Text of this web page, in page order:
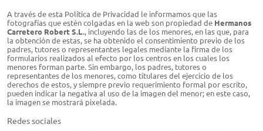
A través de esta Política de Privacidad le informamos que las
fotografías que estén colgadas en la web son propiedad de Hermanos
Carretero Robert S.L.​​, incluyendo las de los menores, en las que, para
la obtención de estas, se ha obtenido el consentimiento previo de los
padres, tutores o representantes legales mediante la firma de los
formularios realizados al efecto por los centros en los cuales los
menores forman parte. Sin embargo, los padres, tutores o
representantes de los menores, como titulares del ejercicio de los
derechos de estos, y siempre previo requerimiento formal por escrito,
pueden indicar la negativa al uso de la imagen del menor; en este caso,
la imagen se mostrará pixelada.
Redes sociales